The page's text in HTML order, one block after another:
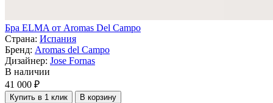
Бра ELMA от Aromas Del Campo
Страна: Испания
Бренд: Aromas del Campo
Дизайнер: Jose Fornas
В наличии
41 000 ₽
Купить в 1 клик В корзину